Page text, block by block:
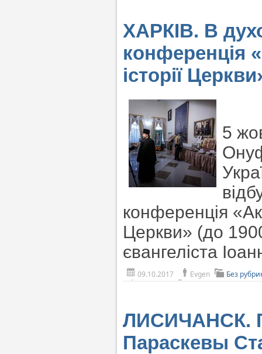
ХАРКІВ. В
конференція
історії
5
конференція
Церкви» (до
євангеліста
09.10.2017 Evgen Без
ЛИСИЧАНСК.
Параскевы